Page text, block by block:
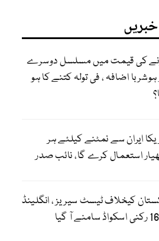
کی قیمت میں مسلسل دوسرے
ہوشربا اضافہ ، فی تولہ کتنے کا ہو
ایران سے نمٹنے کیلئے ہر
استعمال کرے گا، نائب صدر
کیخلاف ٹیسٹ سیریز ، انگلینڈ